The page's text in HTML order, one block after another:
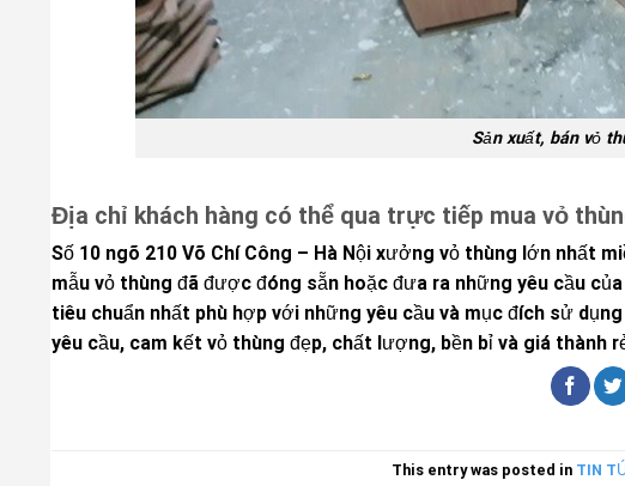
Sản xuất, bán vỏ
Địa chỉ khách hàng có thể qua trực tiếp mua vỏ
Số 10 ngõ 210 Võ Chí Công – Hà Nội xưởng vỏ thùng lớn nhất
mẫu vỏ thùng đã được đóng sẵn hoặc đưa ra những yêu cầu
tiêu chuẩn nhất phù hợp với những yêu cầu và mục đích sử
yêu cầu, cam kết vỏ thùng đẹp, chất lượng, bền bỉ và giá thành
This entry was posted in TIN